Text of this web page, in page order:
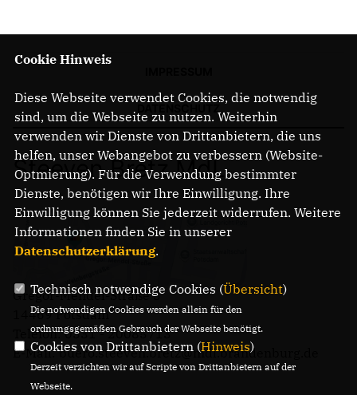
Steeven Bretz MdL
Gregor-Mendel-Straße 3
14469 Potsdam
Telefon: 0331 - 20085713
E-Mail: buero.steeven.bretz@mdl.brandenburg.de
Cookie Hinweis
Diese Webseite verwendet Cookies, die notwendig
sind, um die Webseite zu nutzen. Weiterhin
verwenden wir Dienste von Drittanbietern, die uns
helfen, unser Webangebot zu verbessern (Website-
Optmierung). Für die Verwendung bestimmter
Dienste, benötigen wir Ihre Einwilligung. Ihre
Einwilligung können Sie jederzeit widerrufen. Weitere
Informationen finden Sie in unserer
Datenschutzerklärung.
Technisch notwendige Cookies (Übersicht)
Die notwendigen Cookies werden allein für den
ordnungsgemäßen Gebrauch der Webseite benötigt.
Cookies von Drittanbietern (Hinweis)
Derzeit verzichten wir auf Scripte von Drittanbietern auf der
Webseite.